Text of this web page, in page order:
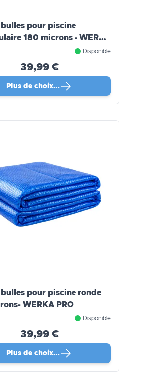
bulles pour piscine
180 microns - WERKA
Disponible
39,99 €
Plus de choix…
bulles pour piscine ronde
WERKA PRO
Disponible
39,99 €
Plus de choix…